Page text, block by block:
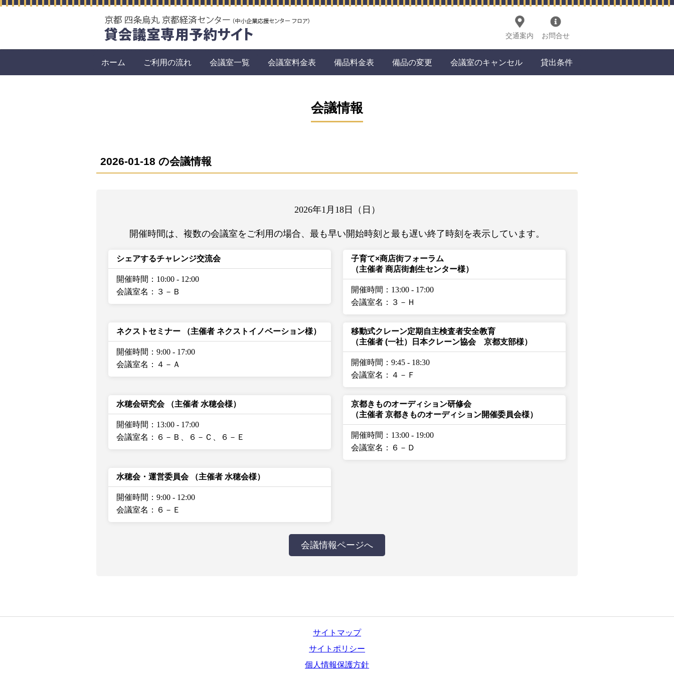
交通案内 お問合せ
ホーム ご利用の流れ 会議室一覧 会議室料金表 備品料金表 備品の変更 会議室のキャンセル 貸出条件
会議情報
2026-01-18 の会議情報
2026年1月18日（日）
開催時間は、複数の会議室をご利用の場合、最も早い開始時刻と最も遅い終了時刻を表示しています。
シェアするチャレンジ交流会
開催時間：10:00 - 12:00
会議室名：３－Ｂ
子育て×商店街フォーラム
（主催者 商店街創生センター様）
開催時間：13:00 - 17:00
会議室名：３－Ｈ
ネクストセミナー （主催者 ネクストイノベーション様）
開催時間：9:00 - 17:00
会議室名：４－Ａ
移動式クレーン定期自主検査者安全教育
（主催者 (一社）日本クレーン協会 京都支部様）
開催時間：9:45 - 18:30
会議室名：４－Ｆ
水穂会研究会 （主催者 水穂会様）
開催時間：13:00 - 17:00
会議室名：６－Ｂ、６－Ｃ、６－Ｅ
京都きものオーディション研修会
（主催者 京都きものオーディション開催委員会様）
開催時間：13:00 - 19:00
会議室名：６－Ｄ
水穂会・運営委員会 （主催者 水穂会様）
開催時間：9:00 - 12:00
会議室名：６－Ｅ
会議情報ページへ
サイトマップ
サイトポリシー
個人情報保護方針